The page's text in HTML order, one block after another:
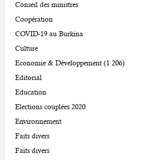
Conseil des ministres
Coopération
COVID-19 au Burkina
Culture
Economie & Développement (1 206)
Editorial
Education
Elections couplées 2020
Environnement
Faits divers
Faits divers